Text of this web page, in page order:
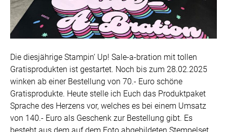
Die diesjährige Stampin‘ Up! Sale-a-bration mit tollen
Gratisprodukten ist gestartet. Noch bis zum 28.02.2025
winken ab einer Bestellung von 70.- Euro schöne
Gratisprodukte. Heute stelle ich Euch das Produktpaket
Sprache des Herzens vor, welches es bei einem Umsatz
von 140.- Euro als Geschenk zur Bestellung gibt. Es